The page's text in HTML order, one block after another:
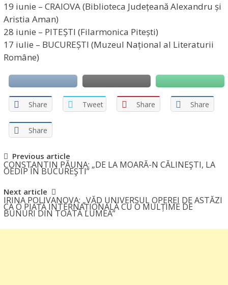
19 iunie – CRAIOVA (Biblioteca Județeană Alexandru și
Aristia Aman)
28 iunie – PITEȘTI (Filarmonica Pitești)
17 iulie – BUCUREȘTI (Muzeul Național al Literaturii
Române)
Share Tweet Share Share
Share
Post
navigation
Previous article
CONSTANTIN PĂUNA: „DE LA MOARĂ-N CĂLINEŞTI, LA
OEDIP ÎN BUCUREŞTI”
Next article
IRINA POLIVANOVA: „VĂD UNIVERSUL OPEREI DE ASTĂZI
CA O PIAȚĂ INTERNAȚIONALĂ CU O MULȚIME DE
BUNURI DIN TOATĂ LUMEA”